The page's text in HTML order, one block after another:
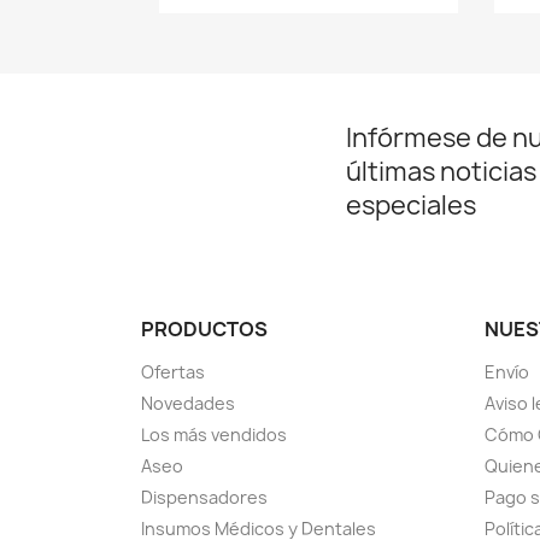
Infórmese de
últimas
especiales
PRODUCTOS
Ofertas
Novedades
Los más vendidos
Aseo
Dispensadores
Insumos Médicos y Dentales
Envío
Aviso
Cómo
Pago